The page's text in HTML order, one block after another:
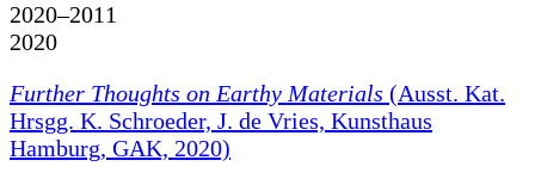
2020–2011
2020
Further Thoughts on Earthy Materials (Ausst. Kat.
Hrsgg. K. Schroeder, J. de Vries, Kunsthaus
Hamburg, GAK, 2020)